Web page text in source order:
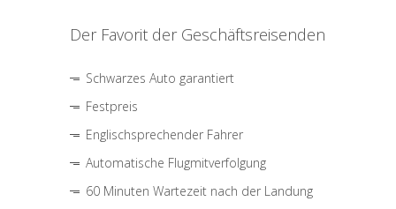
Der Favorit der Geschäftsreisenden
Schwarzes Auto garantiert
Festpreis
Englischsprechender Fahrer
Automatische Flugmitverfolgung
60 Minuten Wartezeit nach der Landung